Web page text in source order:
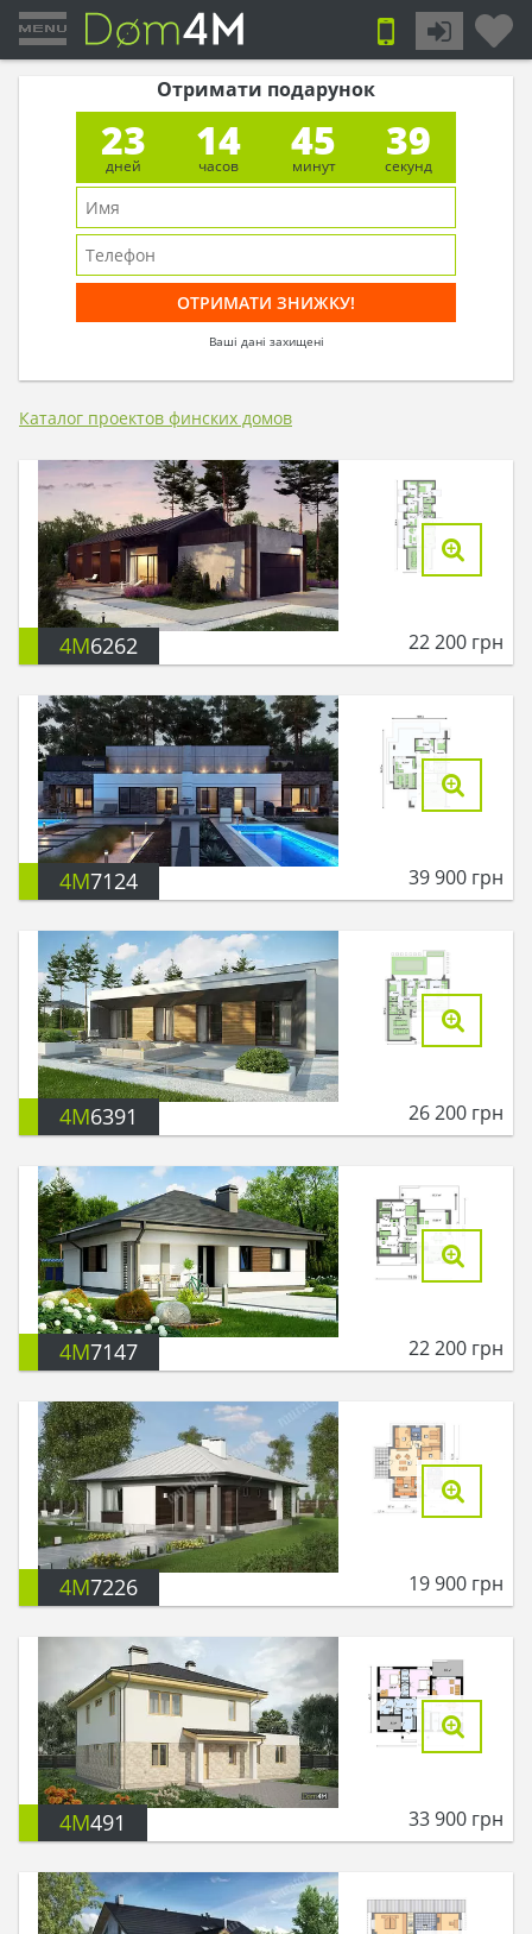
Отримати подарунок
23
дней
14
часов
45
минут
38
секунд
Ваші дані захищені
Каталог проектов финских домов
4M6262 22 200 грн
4M7124 39 900 грн
4M6391 26 200 грн
4M7147 22 200 грн
4M7226 19 900 грн
4M491 33 900 грн